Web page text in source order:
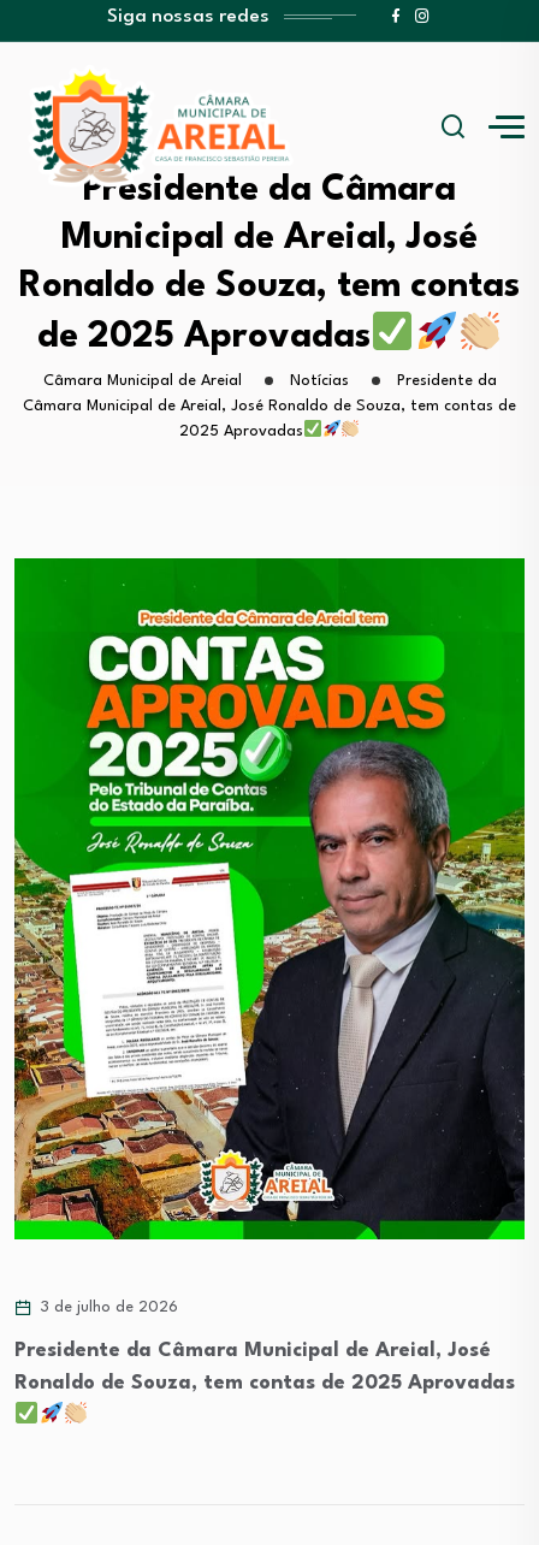
Siga nossas redes
Presidente da Câmara
Municipal de Areial, José
Ronaldo de Souza, tem contas
de 2025 Aprovadas
Câmara Municipal de Areial Notícias
Presidente da
Câmara Municipal de Areial, José Ronaldo de Souza, tem contas de
2025 Aprovadas
3 de julho de 2026
Presidente da Câmara Municipal de Areial, José
Ronaldo de Souza, tem contas de 2025 Aprovadas